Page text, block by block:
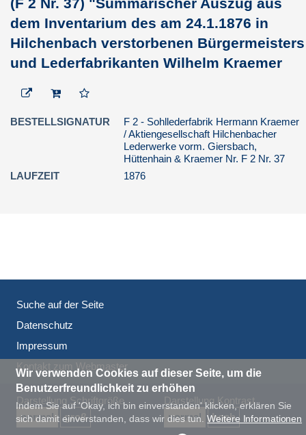
(F 2 Nr. 36) Bilanzbuch
(F 2 Nr. 38) Vermögensbilanz
(F 2 Nr. 37) "Summarischer
Auszug aus dem Inventarium
(F 2 Nr. 40) Vermögensbilanz
(F 2 Nr. 41) Vermögensbilanz
(F 2 Nr. 42) Vermögensbilanz
(F 2 Nr. 47) Vermögensbilanz
(F 2 Nr. 51) Vermögensbilanz
(F 2 Nr. 52) Vermögensbilanz
(F 2 Nr. 53) Vermögensbilanz
(F 2 Nr. 54) Vermögensbilanz
dem Inventarium des am 24.1.1876 in
Hilchenbach verstorbenen Bürgermeisters
und Lederfabrikanten Wilhelm Kraemer
BESTELLSIGNATUR
F 2 - Sohllederfabrik Hermann Kraemer
/ Aktiengesellschaft Hilchenbacher
Lederwerke vorm. Giersbach,
Hüttenhain & Kraemer Nr. F 2 Nr. 37
LAUFZEIT
1876
Darstellung Schriftgröße
Darstellung Kontrast
normal
groß normal hoch
Suche auf der Seite
Datenschutz
Impressum
Kontakt zum Webmaster
Wir verwenden Cookies auf dieser Seite, um die
Benutzerfreundlichkeit zu erhöhen
Indem Sie auf 'Okay, ich bin einverstanden' klicken, erklären Sie
sich damit einverstanden, dass wir dies tun. Weitere Informationen